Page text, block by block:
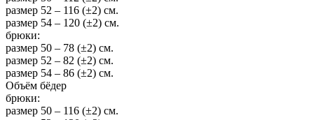
размер 52 – 116 (±2) см.
размер 54 – 120 (±2) см.
брюки:
размер 50 – 78 (±2) см.
размер 52 – 82 (±2) см.
размер 54 – 86 (±2) см.
Объём бёдер
брюки:
размер 50 – 116 (±2) см.